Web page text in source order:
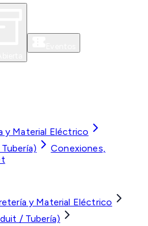
y Material Eléctrico
Conexiones,
y Material Eléctrico
/ Tubería)